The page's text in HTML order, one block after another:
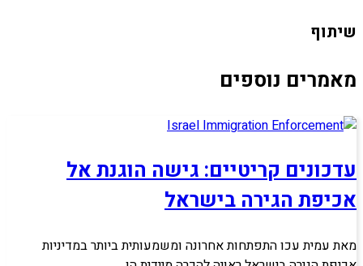
שיתוף
מאמרים נוספים
עדכונים קריטיים: גישה הוגנת אל
אכיפת הגירה בישראל
מאת עמית עכו התפתחות אחרונה ומשמעותית ביותר במדיניות